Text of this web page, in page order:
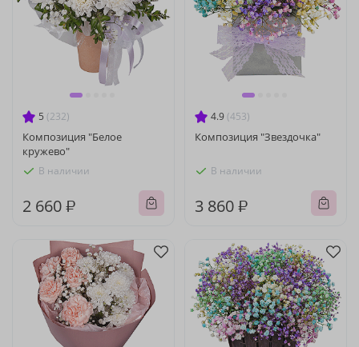
5 (232)
Композиция "Белое
кружево"
В наличии
2 660 ₽
4.9 (453)
Композиция "Звездочка"
В наличии
3 860 ₽